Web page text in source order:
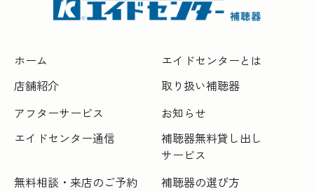
ホーム
エイドセンターとは
店舗紹介
取り扱い補聴器
アフターサービス
お知らせ
エイドセンター通信
補聴器無料貸し出し
サービス
無料相談・来店のご予約
補聴器の選び方